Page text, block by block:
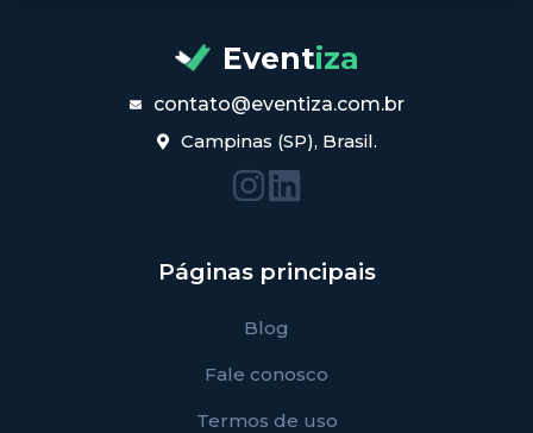
Eventiza
contato@eventiza.com.br
Campinas (SP), Brasil.
Páginas principais
Blog
Fale conosco
Termos de uso